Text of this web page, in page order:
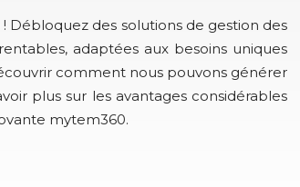
Débloquez des solutions de gestion des
adaptées aux besoins uniques
comment nous pouvons générer
plus sur les avantages considérables
mytem360.​